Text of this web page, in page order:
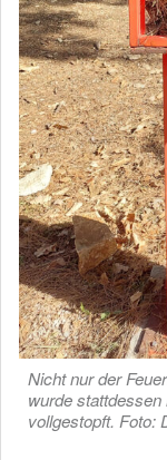
Nicht nur der
wurde
vollgestopft. Foto: